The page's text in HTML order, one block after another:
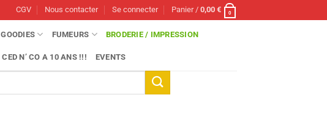
CGV Nous contacter Se connecter Panier /0,00€ 0
GOODIES FUMEURS BRODERIE / IMPRESSION
CED N’ CO A 10 ANS !!! EVENTS